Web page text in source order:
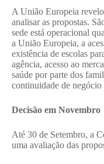
A União Europeia
analisar as propostas.
sede está operacional
a União Europeia, a
existência de escolas
agência, acesso ao
saúde por parte dos
continuidade de
Decisão em Novembro
Até 30 de Setembro, a
uma avaliação das